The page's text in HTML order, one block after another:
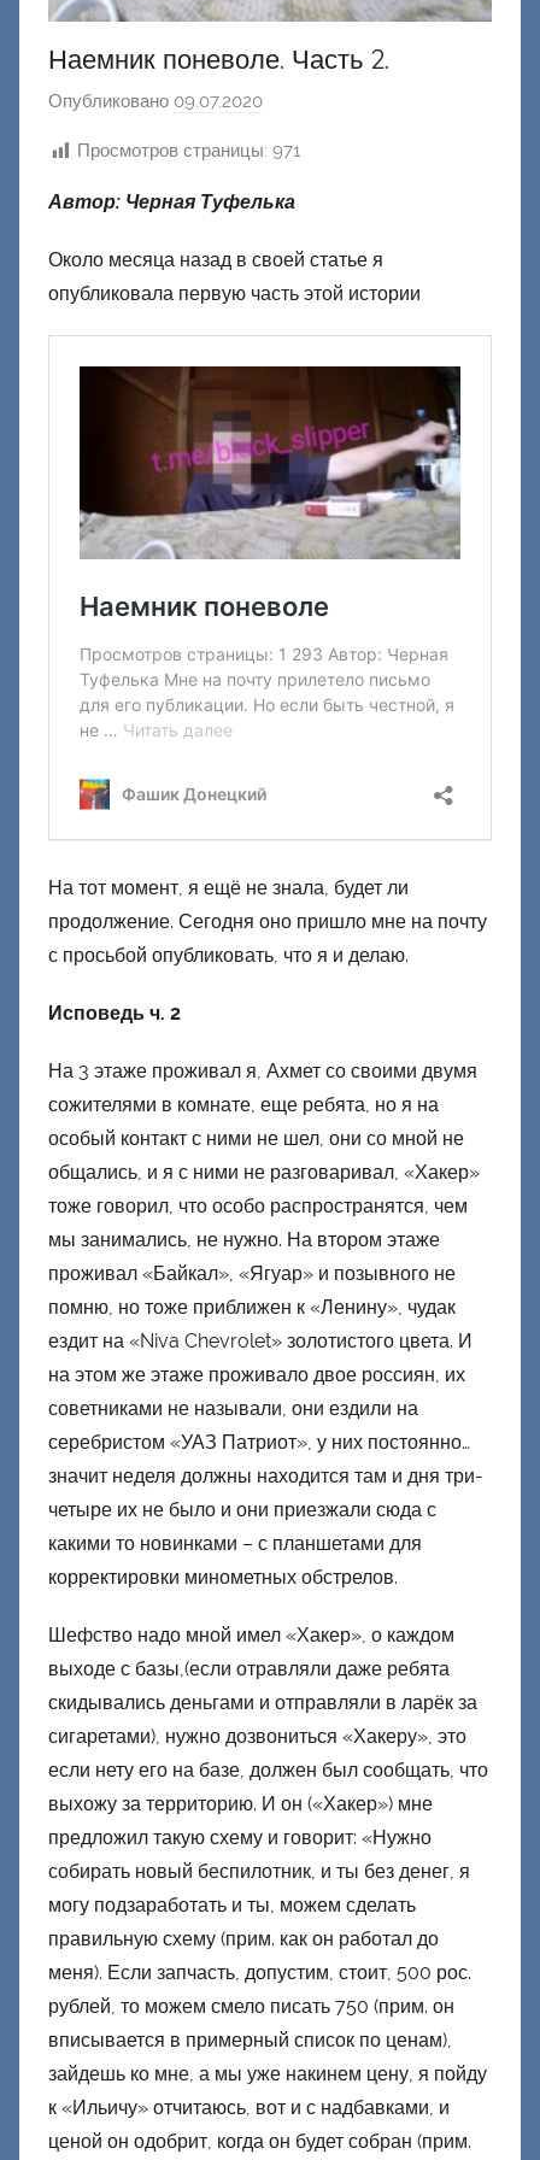
Наемник поневоле. Часть 2.
Опубликовано 09.07.2020
о
о
м
к
о
н
ц
и
й
Просмотров страницы: 971
Автор: Черная Туфелька
Около месяца назад в своей статье я
опубликовала первую часть этой истории
На тот момент, я ещё не знала, будет ли
продолжение. Сегодня оно пришло мне на почту
с просьбой опубликовать, что я и делаю.
Исповедь ч. 2
На 3 этаже проживал я, Ахмет со своими двумя
сожителями в комнате, еще ребята, но я на
особый контакт с ними не шел, они со мной не
общались, и я с ними не разговаривал, «Хакер»
тоже говорил, что особо распространятся, чем
мы занимались, не нужно. На втором этаже
проживал «Байкал», «Ягуар» и позывного не
помню, но тоже приближен к «Ленину», чудак
ездит на «Niva Chevrolet» золотистого цвета. И
на этом же этаже проживало двое россиян, их
советниками не называли, они ездили на
серебристом «УАЗ Патриот», у них постоянно…
значит неделя должны находится там и дня три-
четыре их не было и они приезжали сюда с
какими то новинками – с планшетами для
корректировки минометных обстрелов.
Шефство надо мной имел «Хакер», о каждом
выходе с базы,(если отравляли даже ребята
скидывались деньгами и отправляли в ларёк за
сигаретами), нужно дозвониться «Хакеру», это
если нету его на базе, должен был сообщать, что
выхожу за территорию. И он («Хакер») мне
предложил такую схему и говорит: «Нужно
собирать новый беспилотник, и ты без денег, я
могу подзаработать и ты, можем сделать
правильную схему (прим. как он работал до
меня). Если запчасть, допустим, стоит, 500 рос.
рублей, то можем смело писать 750 (прим. он
вписывается в примерный список по ценам),
зайдешь ко мне, а мы уже накинем цену, я пойду
к «Ильичу» отчитаюсь, вот и с надбавками, и
ценой он одобрит, когда он будет собран (прим.